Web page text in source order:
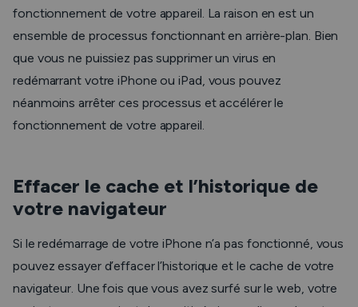
fonctionnement de votre appareil. La raison en est un
ensemble de processus fonctionnant en arrière-plan. Bien
que vous ne puissiez pas supprimer un virus en
redémarrant votre iPhone ou iPad, vous pouvez
néanmoins arrêter ces processus et accélérer le
fonctionnement de votre appareil.
Effacer le cache et l’historique de
votre navigateur
Si le redémarrage de votre iPhone n’a pas fonctionné, vous
pouvez essayer d’effacer l’historique et le cache de votre
navigateur. Une fois que vous avez surfé sur le web, votre